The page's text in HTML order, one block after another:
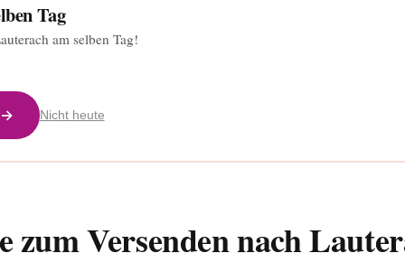
Tag
am selben Tag!
→ Nicht heute
zum Versenden nach